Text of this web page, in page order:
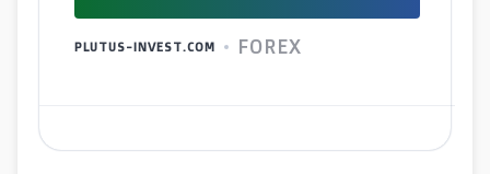
PLUTUS-INVEST.COM FOREX